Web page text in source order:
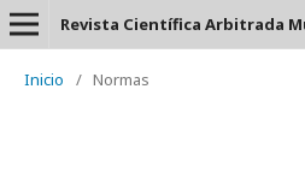
Inicio / Normas